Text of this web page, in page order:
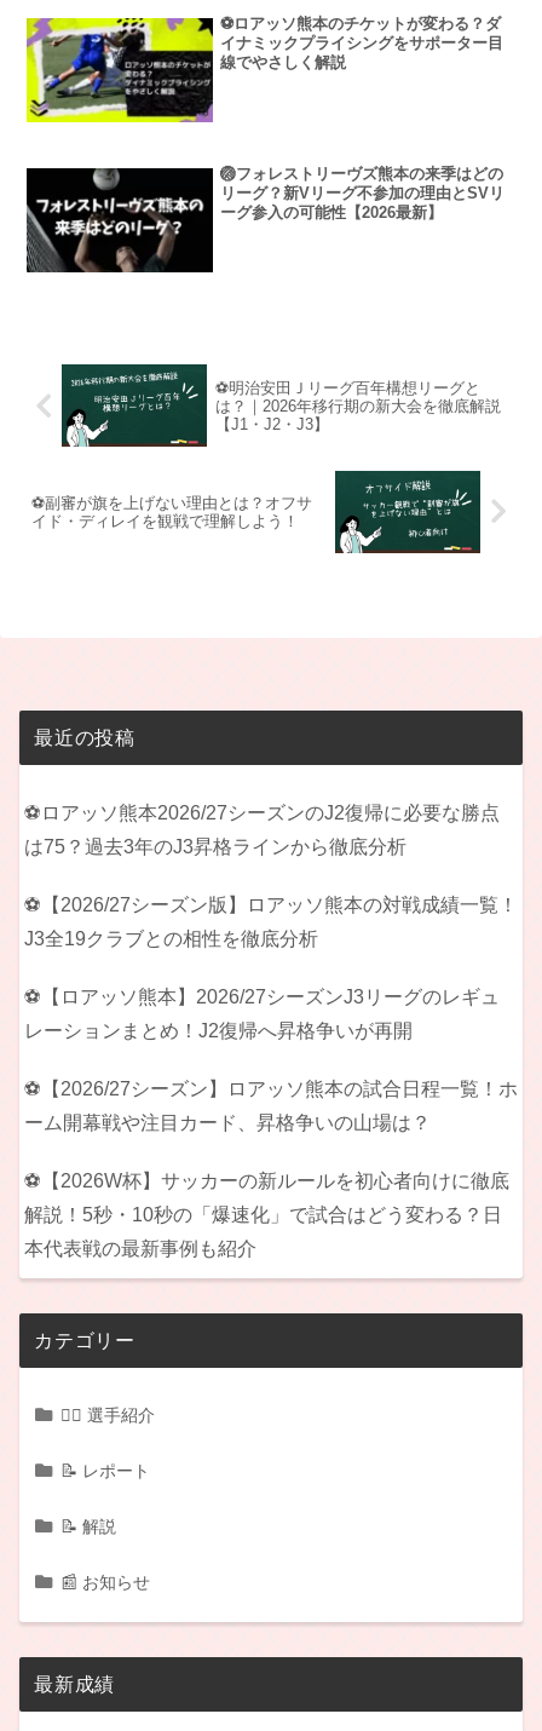
⚽ロアッソ熊本のチケットが変わる？ダ
イナミックプライシングをサポーター目
線でやさしく解説
🏐フォレストリーヴズ熊本の来季はどの
リーグ？新Vリーグ不参加の理由とSVリ
ーグ参入の可能性【2026最新】
⚽明治安田Ｊリーグ百年構想リーグと
は？｜2026年移行期の新大会を徹底解説
【J1・J2・J3】
⚽副審が旗を上げない理由とは？オフサ
イド・ディレイを観戦で理解しよう！
最近の投稿
⚽ロアッソ熊本2026/27シーズンのJ2復帰に必要な勝点
は75？過去3年のJ3昇格ラインから徹底分析
⚽【2026/27シーズン版】ロアッソ熊本の対戦成績一覧！
J3全19クラブとの相性を徹底分析
⚽【ロアッソ熊本】2026/27シーズンJ3リーグのレギュ
レーションまとめ！J2復帰へ昇格争いが再開
⚽【2026/27シーズン】ロアッソ熊本の試合日程一覧！ホ
ーム開幕戦や注目カード、昇格争いの山場は？
⚽【2026W杯】サッカーの新ルールを初心者向けに徹底
解説！5秒・10秒の「爆速化」で試合はどう変わる？日
本代表戦の最新事例も紹介
カテゴリー
🏃‍♂️ 選手紹介
📝 レポート
📝 解説
📰 お知らせ
最新成績